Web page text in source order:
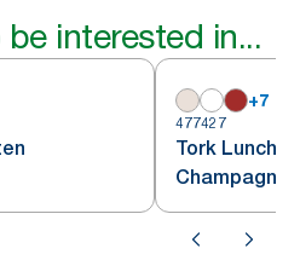
interested in...
+7
477427
Tork